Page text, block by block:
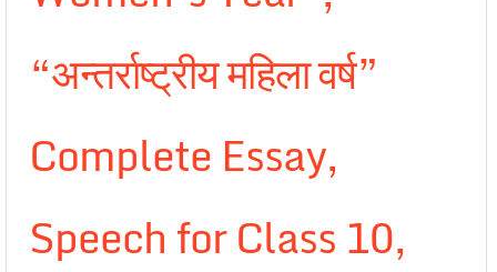
“अन्तर्राष्ट्रीय महिला वर्ष”
Complete Essay,
Speech for Class 10,